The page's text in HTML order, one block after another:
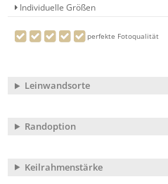
Individuelle Größen
perfekte Fotoqualität
Leinwandsorte
Randoption
Keilrahmenstärke